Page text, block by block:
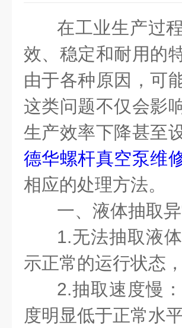
在工业生产过
效、稳定和耐用的
由于各种原因，可
这类问题不仅会影
生产效率下降甚至
德华螺杆真空泵维
相应的处理方法。
一、液体抽取
1.无法抽取液
示正常的运行状态
2.抽取速度慢
度明显低于正常水